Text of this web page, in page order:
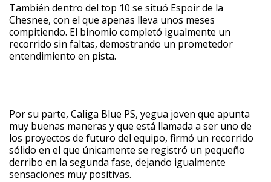
También dentro del top 10 se situó Espoir de la
Chesnee, con el que apenas lleva unos meses
compitiendo. El binomio completó igualmente un
recorrido sin faltas, demostrando un prometedor
entendimiento en pista.
Por su parte, Caliga Blue PS, yegua joven que apunta
muy buenas maneras y que está llamada a ser uno de
los proyectos de futuro del equipo, firmó un recorrido
sólido en el que únicamente se registró un pequeño
derribo en la segunda fase, dejando igualmente
sensaciones muy positivas.